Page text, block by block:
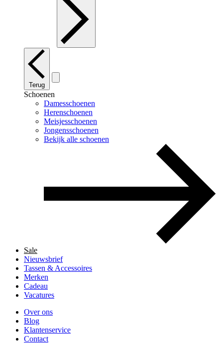
Terug
Schoenen
Damesschoenen
Herenschoenen
Meisjesschoenen
Jongensschoenen
Bekijk alle schoenen
Sale
Nieuwsbrief
Tassen & Accessoires
Merken
Cadeau
Vacatures
Over ons
Blog
Klantenservice
Contact